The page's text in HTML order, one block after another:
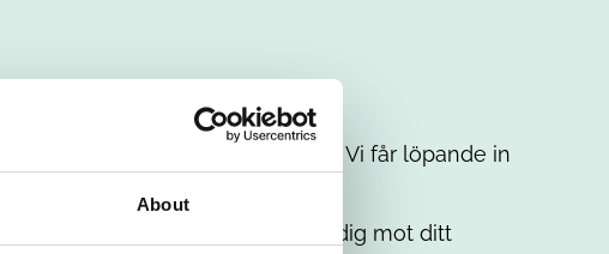
About
ditt intresse. Misströsta inte. Vi får löpande in
Tillsammans matchar vi dig mot ditt